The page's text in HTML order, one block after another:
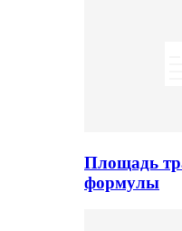
Площадь
формулы